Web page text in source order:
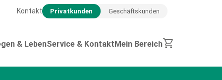
Kontakt Privatkunden Geschäftskunden
& LebenService & KontaktMein Bereich